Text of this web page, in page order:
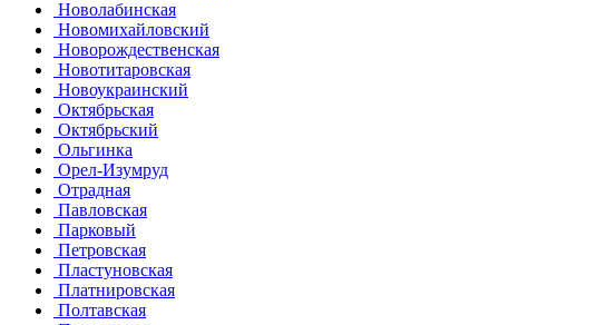
Новолабинская
Новомихайловский
Новорождественская
Новотитаровская
Новоукраинский
Октябрьская
Октябрьский
Ольгинка
Орел-Изумруд
Отрадная
Павловская
Парковый
Петровская
Пластуновская
Платнировская
Полтавская